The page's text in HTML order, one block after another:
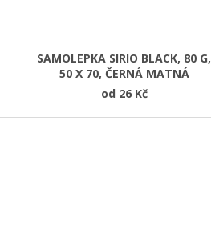
SAMOLEPKA SIRIO BLACK, 80 G,
50 X 70, ČERNÁ MATNÁ
od 26 Kč